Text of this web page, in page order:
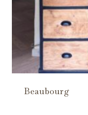
Beaubourg